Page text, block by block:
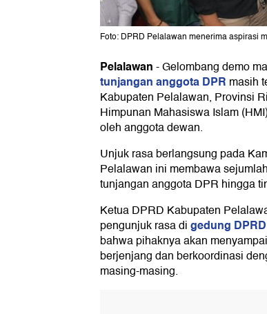
Foto: DPRD Pelalawan menerima aspirasi
Pelalawan-Gelombang demo
tunjangan anggota DPR masih
Kabupaten Pelalawan, Provinsi
Himpunan Mahasiswa Islam
oleh anggota dewan.
Unjuk rasa berlangsung pada
Pelalawan ini membawa
tunjangan anggota DPR hingga
Ketua DPRD Kabupaten
pengunjuk rasa digedung
bahwa pihaknya akan
berjenjang dan berkoordinasi
masing-masing.